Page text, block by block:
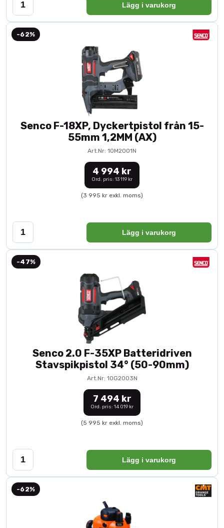
Lägg i varukorg
-62%
Senco F-18XP, Dyckertpistol från 15-
55mm 1,2MM (AX)
Art.Nr: 10M2001N
4 994 kr
Ord. pris: 13 119 kr
(3 995 kr exkl. moms)
Lägg i varukorg
-47%
Senco 2.0 F-35XP Batteridriven
Stavspikpistol 34° (50-90mm)
Art.Nr: 10G2003N
7 494 kr
Ord. pris: 14 019 kr
(5 995 kr exkl. moms)
Lägg i varukorg
-62%